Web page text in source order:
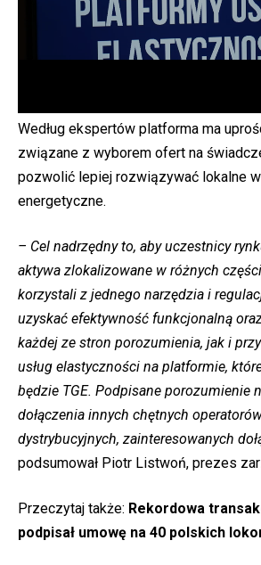
Według ekspertów platforma ma
związane z wyborem ofert na
pozwolić lepiej rozwiązywać lokalne
energetyczne.
– Cel nadrzędny to, aby uczestnicy
aktywa zlokalizowane w różnych
korzystali z jednego narzędzia i
uzyskać efektywność funkcjonalną
każdej ze stron porozumienia, jak i
usług elastyczności na platformie,
będzie TGE. Podpisane porozumienie
dołączenia innych chętnych
dystrybucyjnych, zainteresowanych
podsumował Piotr Listwoń, prezes
Przeczytaj także: Rekordowa
podpisał umowę na 40 polskich